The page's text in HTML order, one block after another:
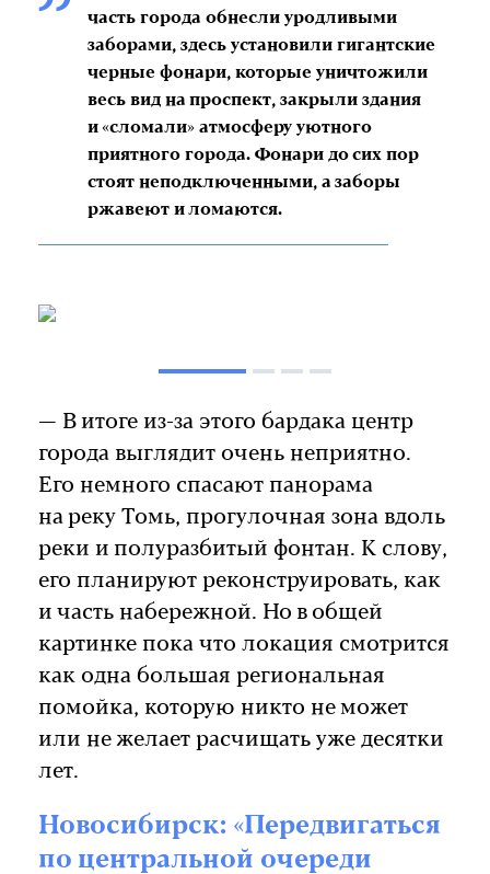
часть города обнесли уродливыми
заборами, здесь установили гигантские
черные фонари, которые уничтожили
весь вид на проспект, закрыли здания
и «сломали» атмосферу уютного
приятного города. Фонари до сих пор
стоят неподключенными, а заборы
ржавеют и ломаются.
— В итоге из-за этого бардака центр
города выглядит очень неприятно.
Его немного спасают панорама
на реку Томь, прогулочная зона вдоль
реки и полуразбитый фонтан. К слову,
его планируют реконструировать, как
и часть набережной. Но в общей
картинке пока что локация смотрится
как одна большая региональная
помойка, которую никто не может
или не желает расчищать уже десятки
лет.
Новосибирск: «Передвигаться
по центральной очереди